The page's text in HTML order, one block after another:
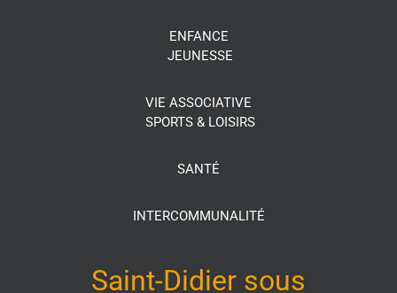
ENFANCE
JEUNESSE
VIE ASSOCIATIVE
SPORTS & LOISIRS
SANTÉ
INTERCOMMUNALITÉ
Saint-Didier sous